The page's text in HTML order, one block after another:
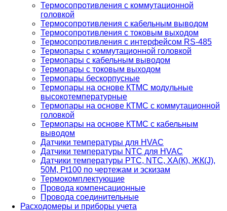
Термосопротивления с коммутационной
головкой
Термосопротивления с кабельным выводом
Термосопротивления с токовым выходом
Термосопротивления с интерфейсом RS-485
Термопары с коммутационной головкой
Термопары с кабельным выводом
Термопары с токовым выходом
Термопары бескорпусные
Термопары на основе КТМС модульные
высокотемпературные
Термопары на основе КТМС с коммутационной
головкой
Термопары на основе КТМС с кабельным
выводом
Датчики температуры для HVAC
Датчики температуры NTC для HVAC
Датчики температуры PTС, NTC, ХА(К), ЖК(J),
50М, Pt100 по чертежам и эскизам
Термокомплектующие
Провода компенсационные
Провода соединительные
Расходомеры и приборы учета